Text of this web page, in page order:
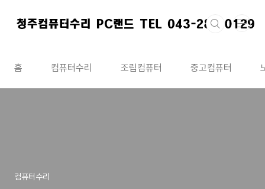
홈 컴퓨터수리 조립컴퓨터 중고컴퓨터
컴퓨터수리